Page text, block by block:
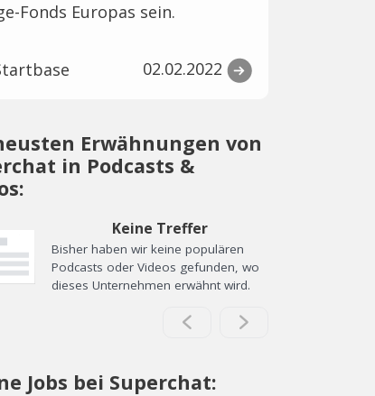
Fonds Europas sein.
02.02.2022
Erwähnungen von
in Podcasts &
Keine Treffer
Bisher haben wir keine populären
Podcasts oder Videos gefunden, wo
dieses Unternehmen erwähnt wird.
Jobs bei Superchat: